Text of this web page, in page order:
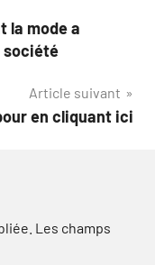
la mode a
société
Article suivant
en cliquant ici
Les champs